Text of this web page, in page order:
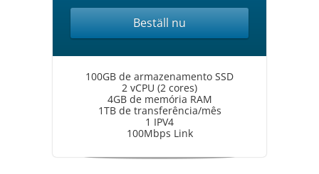
Beställ nu
100GB de armazenamento SSD
2 vCPU (2 cores)
4GB de memória RAM
1TB de transferência/mês
1 IPV4
100Mbps Link